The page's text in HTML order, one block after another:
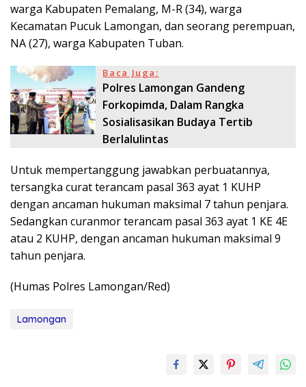
warga Kabupaten Pemalang, M-R (34), warga
Kecamatan Pucuk Lamongan, dan seorang perempuan,
NA (27), warga Kabupaten Tuban.
Baca Juga:
Polres Lamongan Gandeng
Forkopimda, Dalam Rangka
Sosialisasikan Budaya Tertib
Berlalulintas
Untuk mempertanggung jawabkan perbuatannya,
tersangka curat terancam pasal 363 ayat 1 KUHP
dengan ancaman hukuman maksimal 7 tahun penjara.
Sedangkan curanmor terancam pasal 363 ayat 1 KE 4E
atau 2 KUHP, dengan ancaman hukuman maksimal 9
tahun penjara.
(Humas Polres Lamongan/Red)
Lamongan